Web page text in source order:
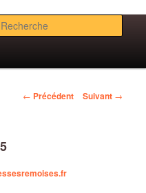
Navigation
← Précédent Suivant →